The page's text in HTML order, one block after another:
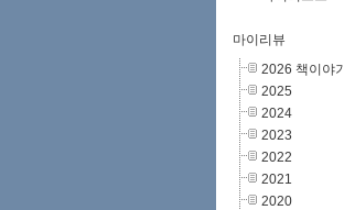
마이리뷰
2026 책이야기
2025
2024
2023
2022
2021
2020